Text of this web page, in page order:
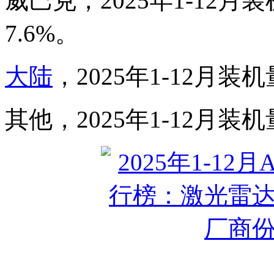
7.6%。
大陆 ，2025年1-12月装
其他，2025年1-12月装